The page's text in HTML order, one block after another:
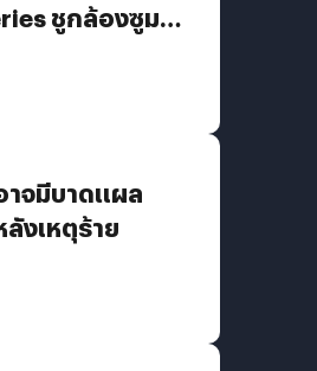
ชูกล้องซูม
าจมีบาดแผล
ลังเหตุร้าย